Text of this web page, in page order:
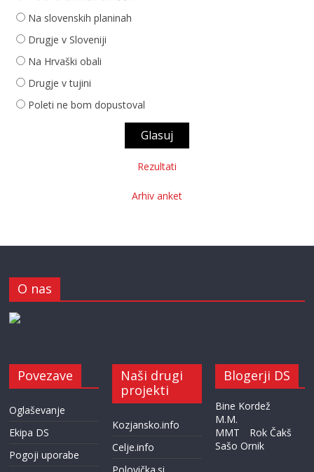
Na slovenskih planinah
Drugje v Sloveniji
Na Hrvaški obali
Drugje v tujini
Poleti ne bom dopustoval
Rezultati
Arhiv anket
O nas
Povezave
Oglaševanje
Ekipa DS
Pogoji uporabe
Naši drugi
projekti
Kozjansko.info
Celje.info
Blogerji DS
Bine Kordež
M.M.
MMT
Rok Čakš
Sašo Ornik